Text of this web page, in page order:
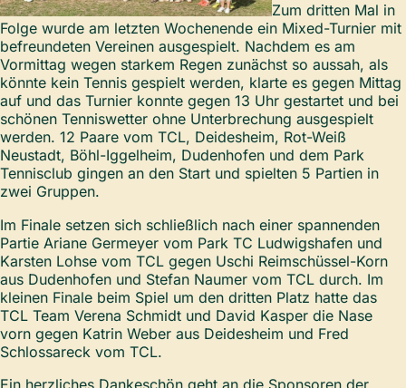
Zum dritten Mal in
Folge wurde am letzten Wochenende ein Mixed-Turnier mit
befreundeten Vereinen ausgespielt. Nachdem es am
Vormittag wegen starkem Regen zunächst so aussah, als
könnte kein Tennis gespielt werden, klarte es gegen Mittag
auf und das Turnier konnte gegen 13 Uhr gestartet und bei
schönen Tenniswetter ohne Unterbrechung ausgespielt
werden. 12 Paare vom TCL, Deidesheim, Rot-Weiß
Neustadt, Böhl-Iggelheim, Dudenhofen und dem Park
Tennisclub gingen an den Start und spielten 5 Partien in
zwei Gruppen.
Im Finale setzen sich schließlich nach einer spannenden
Partie Ariane Germeyer vom Park TC Ludwigshafen und
Karsten Lohse vom TCL gegen Uschi Reimschüssel-Korn
aus Dudenhofen und Stefan Naumer vom TCL durch. Im
kleinen Finale beim Spiel um den dritten Platz hatte das
TCL Team Verena Schmidt und David Kasper die Nase
vorn gegen Katrin Weber aus Deidesheim und Fred
Schlossareck vom TCL.
Ein herzliches Dankeschön geht an die Sponsoren der